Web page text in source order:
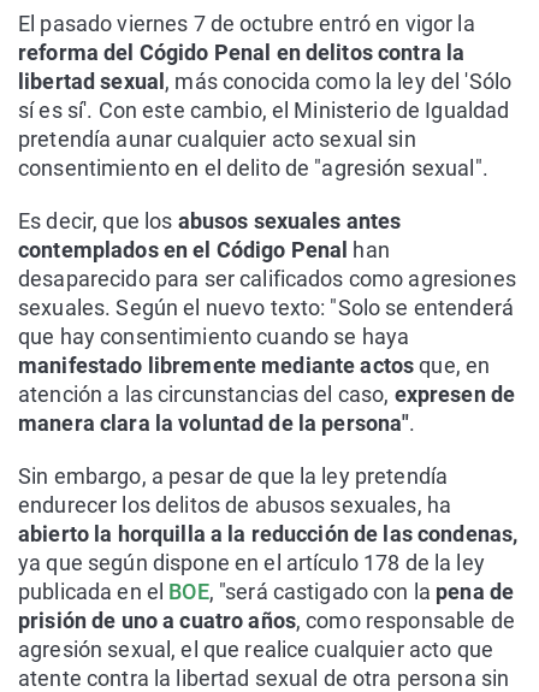
El pasado viernes 7 de octubre entró en vigor la
reforma del Cógido Penal en delitos contra la
libertad sexual , más conocida como la ley del 'Sólo
sí es sí'. Con este cambio, el Ministerio de Igualdad
pretendía aunar cualquier acto sexual sin
consentimiento en el delito de "agresión sexual".
Es decir, que los abusos sexuales antes
contemplados en el Código Penal han
desaparecido para ser calificados como agresiones
sexuales. Según el nuevo texto: "Solo se entenderá
que hay consentimiento cuando se haya
manifestado libremente mediante actosque, en
atención a las circunstancias del caso, expresen de
manera clara la voluntad de la persona".
Sin embargo, a pesar de que la ley pretendía
endurecer los delitos de abusos sexuales, ha
abierto la horquilla a la reducción de las condenas,
ya que según dispone en el artículo 178 de la ley
publicada en el BOE, "será castigado con la pena de
prisión de uno a cuatro años, como responsable de
agresión sexual, el que realice cualquier acto que
atente contra la libertad sexual de otra persona sin